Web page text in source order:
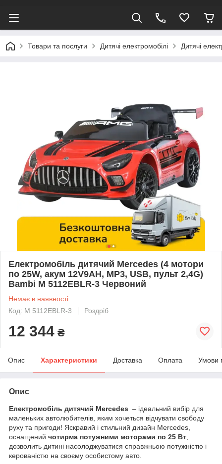
Товари та послуги Дитячі електромобілі Дитячі
Електромобіль дитячий Mercedes (4 мотори
по 25W, акум 12V9AH, MP3, USB, пульт 2,4G)
Bambi M 5112EBLR-3 Червоний
Немає в наявності
Код: M 5112EBLR-3
Роздріб
12 344 ₴
Опис Характеристики Доставка Оплата Умови
Опис
Електромобіль дитячий Mercedes – ідеальний вибір для
маленьких автолюбителів, яким хочеться відчувати свободу
руху та пригоди! Яскравий і стильний дизайн Mercedes,
оснащений чотирма потужними моторами по 25 Вт
дозволить дитині насолоджуватися справжньою потужністю і
керованістю на своєму особистому авто.